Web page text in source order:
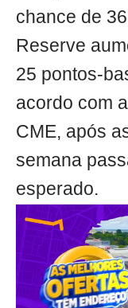
chance de
Reserve
25 pontos-
acordo com
CME, após
semana
esperado.